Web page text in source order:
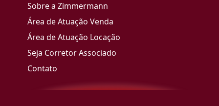
Sobre a Zimmermann
Área de Atuação Venda
Área de Atuação Locação
Seja Corretor Associado
Contato